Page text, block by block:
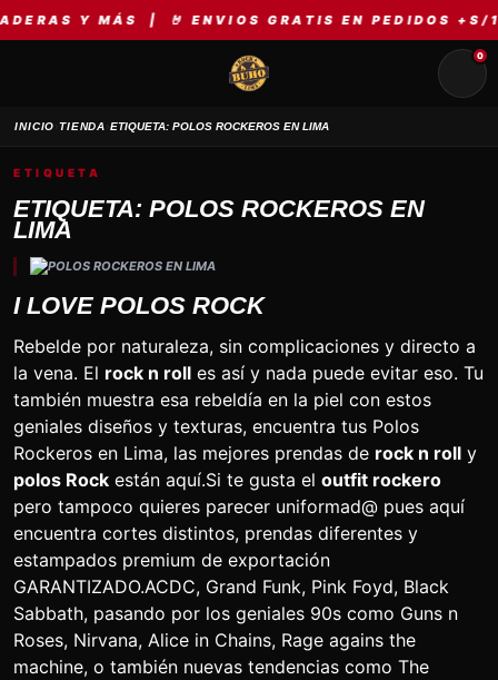
Y MÁS | 🤘 ENVIOS GRATIS EN PEDIDOS +S/149
0
INICIO›TIENDA›ETIQUETA: POLOS ROCKEROS EN LIMA
ETIQUETA
ETIQUETA: POLOS ROCKEROS EN
LIMA
I LOVE POLOS ROCK
Rebelde por naturaleza, sin complicaciones y directo a
la vena. El rock n roll es así y nada puede evitar eso. Tu
también muestra esa rebeldía en la piel con estos
geniales diseños y texturas, encuentra tus Polos
Rockeros en Lima, las mejores prendas de rock n roll y
polos Rock están aquí.Si te gusta el outfit rockero
pero tampoco quieres parecer uniformad@ pues aquí
encuentra cortes distintos, prendas diferentes y
estampados premium de exportación
GARANTIZADO.ACDC, Grand Funk, Pink Foyd, Black
Sabbath, pasando por los geniales 90s como Guns n
Roses, Nirvana, Alice in Chains, Rage agains the
machine, o también nuevas tendencias como The